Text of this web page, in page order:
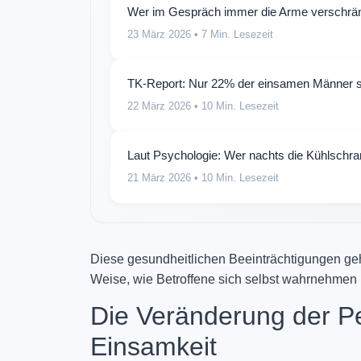
Wer im Gespräch immer die Arme
23 März 2026 • 7 Min. Lesezeit
TK-Report: Nur 22% der einsamen Männer
22 März 2026 • 10 Min. Lesezeit
Laut Psychologie: Wer nachts die
21 März 2026 • 10 Min. Lesezeit
Diese gesundheitlichen Beeinträchtigungen
Weise, wie Betroffene sich selbst
Die Veränderung der
Einsamkeit